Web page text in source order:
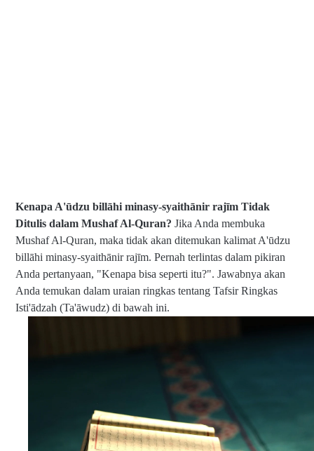
Kenapa A'ūdzu billāhi minasy-syaithānir rajīm Tidak
Ditulis dalam Mushaf Al-Quran? Jika Anda membuka
Mushaf Al-Quran, maka tidak akan ditemukan kalimat A'ūdzu
billāhi minasy-syaithānir rajīm. Pernah terlintas dalam pikiran
Anda pertanyaan, "Kenapa bisa seperti itu?". Jawabnya akan
Anda temukan dalam uraian ringkas tentang Tafsir Ringkas
Isti'ādzah (Ta'āwudz) di bawah ini.